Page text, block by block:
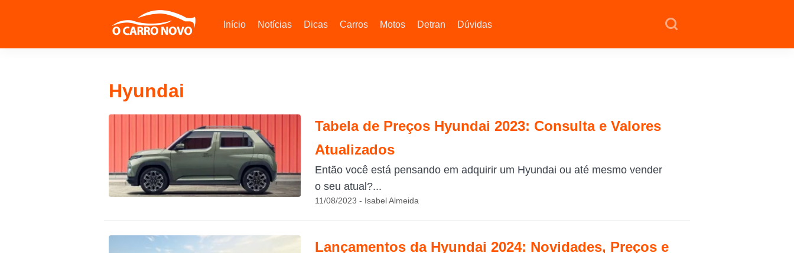
Início Notícias Dicas Carros Motos Detran Dúvidas
Hyundai
Tabela de Preços Hyundai 2023: Consulta e Valores
Atualizados
Então você está pensando em adquirir um Hyundai ou até mesmo vender
o seu atual?...
11/08/2023 - Isabel Almeida
Lançamentos da Hyundai 2024: Novidades, Preços e